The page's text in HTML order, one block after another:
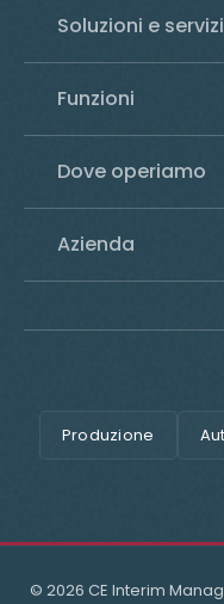
Soluzioni e servizi
Funzioni
Dove operiamo
Azienda
Produzione
© 2026 CE Interim